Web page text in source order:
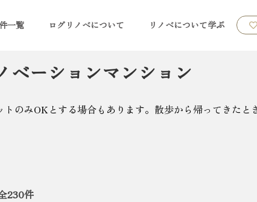
一覧 ログリノベについて リノベについて学ぶ
ベーションマンション
のみOKとする場合もあります。散歩から帰ってきたと
230件